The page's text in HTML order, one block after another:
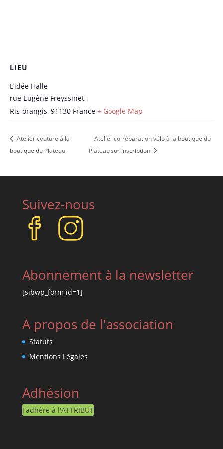
LIEU
L’idée Halle
rue Eugène Freyssinet
Ris-orangis, 91130 France + Google Map
Atelier couture à la
boutique du Plateau
Atelier co-réparation vélo à la boutique du
Plateau sur inscription
Suivez-nous
Abonnement à la newsletter
[sibwp_form id=1]
A propos de l'association
Statuts
Mentions Légales
Adhésion
J'adhère à l'ATTRIBUT